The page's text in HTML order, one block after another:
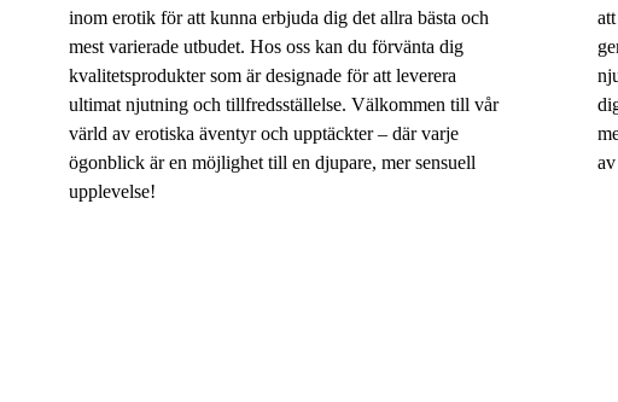
inom erotik för att kunna erbjuda dig det allra bästa och
mest varierade utbudet. Hos oss kan du förvänta dig
kvalitetsprodukter som är designade för att leverera
ultimat njutning och tillfredsställelse. Välkommen till vår
värld av erotiska äventyr och upptäckter – där varje
ögonblick är en möjlighet till en djupare, mer sensuell
upplevelse!